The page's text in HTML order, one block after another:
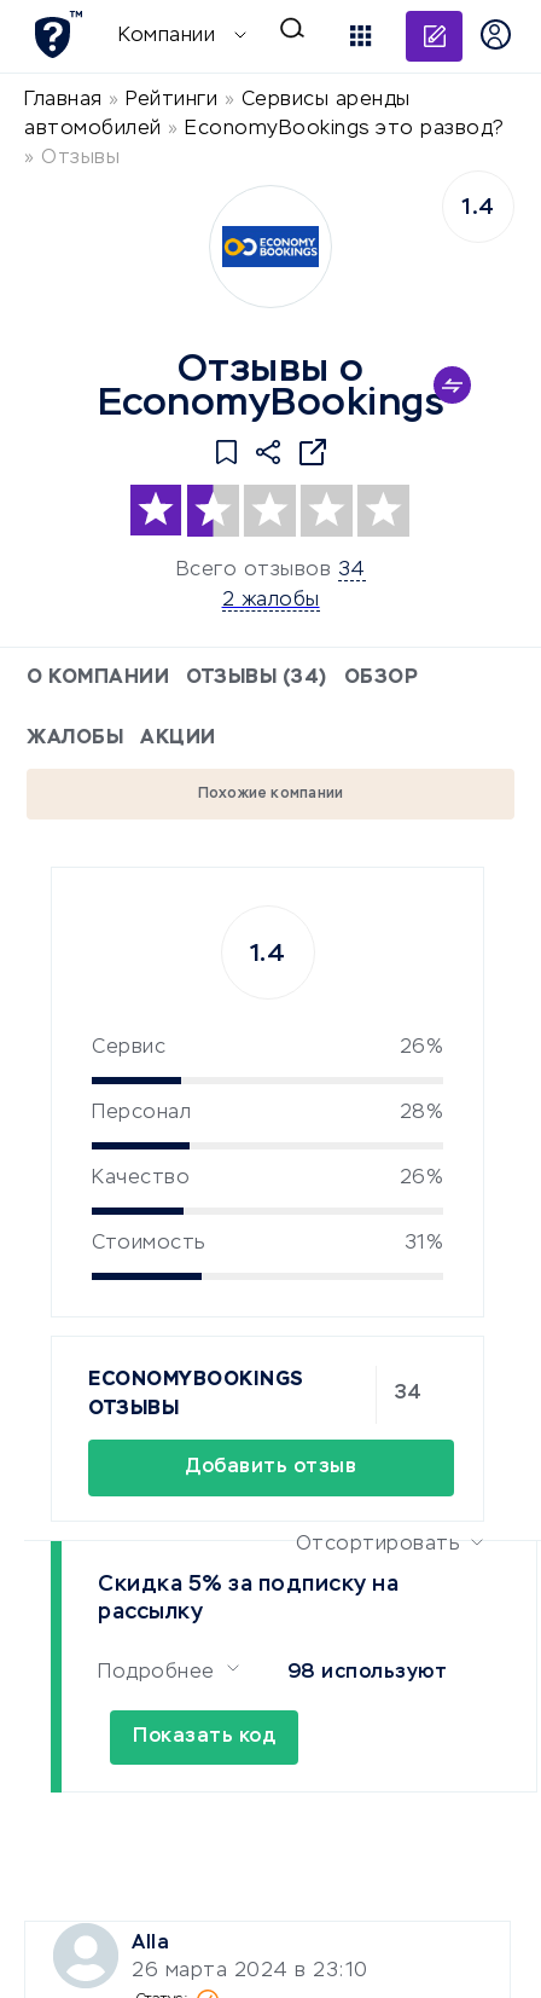
Компании
Главная » Рейтинги » Сервисы аренды
автомобилей » EconomyBookings это развод?
» Отзывы
Отзывы о
EconomyBookings
Всего отзывов 34
2 жалобы
1.4
О КОМПАНИИ ОТЗЫВЫ (34) ОБЗОР
ЖАЛОБЫ АКЦИИ
Похожие компании
Сервис 26%
Персонал 28%
Качество 26%
Стоимость 31%
1.4
ECONOMYBOOKINGS
ОТЗЫВЫ
34
Добавить отзыв
Отсортировать
Скидка 5% за подписку на
рассылку
Показать код
Подробнее 98 используют
Alla
26 марта 2024 в 23:10